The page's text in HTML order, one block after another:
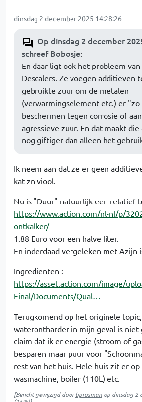
dinsdag 2 december 2025 14:28:26
Op dinsdag 2 december
schreef Bobosje:
En daar ligt ook het probleem
Descalers. Ze voegen additieven
gebruikte zuur om de metalen
(verwarmingselement etc.) er
beschermen tegen corrosie of
agressieve zuur. En dat maakt die
nog giftiger dan alleen het
Ik neem aan dat ze er geen
kat zn viool.
Nu is "Duur" natuurlijk een relatief
https://www.action.com/nl-nl/p/
ontkalker/
1.88 Euro voor een halve liter.
En inderdaad vergeleken met Azijn
Ingredienten :
https://asset.action.com/image/
Final/Documents/Qual…
Terugkomend op het originele
waterontharder in mijn geval is niet
claim dat ik er energie (stroom of
besparen maar puur voor
rest van het huis. Hele huis zit er
wasmachine, boiler (110L) etc.
[Bericht gewijzigd doorbprosman op dinsdag 2